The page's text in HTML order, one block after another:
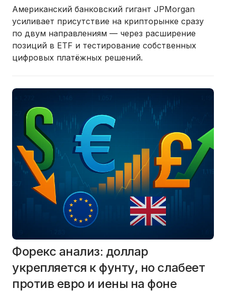
Американский банковский гигант JPMorgan
усиливает присутствие на крипторынке сразу
по двум направлениям — через расширение
позиций в ETF и тестирование собственных
цифровых платёжных решений.
Форекс анализ: доллар
укрепляется к фунту, но слабеет
против евро и иены на фоне